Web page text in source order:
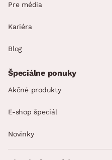
Pre média
Kariéra
Blog
Špeciálne ponuky
Akčné produkty
E-shop špeciál
Novinky